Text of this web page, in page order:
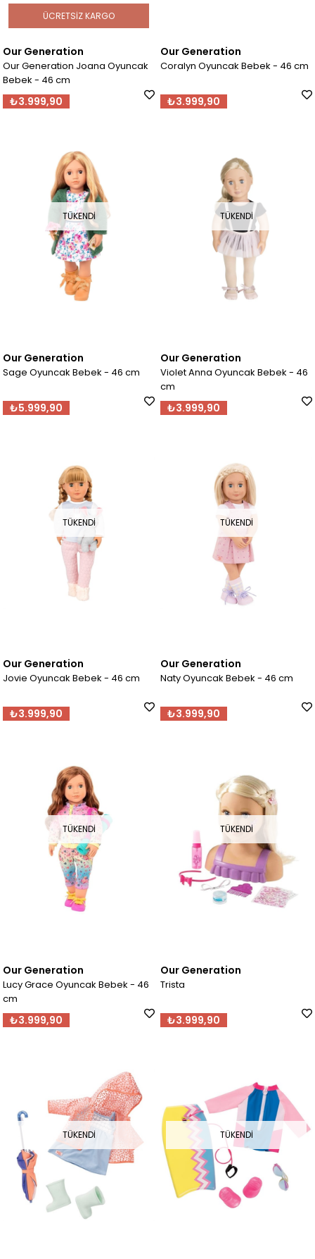
Our Generation
Our Generation Joana Oyuncak
Bebek - 46 cm
₺3.999,90
ÜCRETSIZ KARGO
Our Generation
Coralyn Oyuncak Bebek - 46 cm
₺3.999,90
TÜKENDI
Our Generation
Sage Oyuncak Bebek - 46 cm
₺5.999,90
TÜKENDI
Our Generation
Violet Anna Oyuncak Bebek - 46
cm
₺3.999,90
TÜKENDI
Our Generation
Jovie Oyuncak Bebek - 46 cm
₺3.999,90
TÜKENDI
Our Generation
Naty Oyuncak Bebek - 46 cm
₺3.999,90
TÜKENDI
Our Generation
Lucy Grace Oyuncak Bebek - 46
cm
₺3.999,90
TÜKENDI
Our Generation
Trista
₺3.999,90
TÜKENDI TÜKENDI